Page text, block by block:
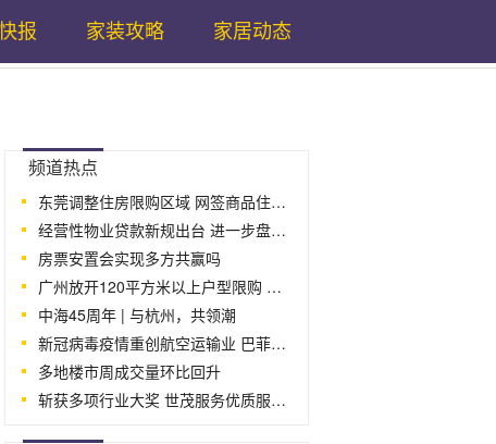
报 家装攻略 家居动态
频道热点
东莞调整住房限购区域 网签商品住房须
经营性物业贷款新规出台 进一步盘活房
房票安置会实现多方共赢吗
广州放开120平方米以上户型限购 进一步
中海45周年 | 与杭州，共领潮
新冠病毒疫情重创航空运输业 巴菲特清
多地楼市周成交量环比回升
斩获多项行业大奖 世茂服务优质服务力